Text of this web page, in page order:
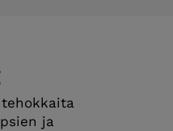
tehokkaita
ja